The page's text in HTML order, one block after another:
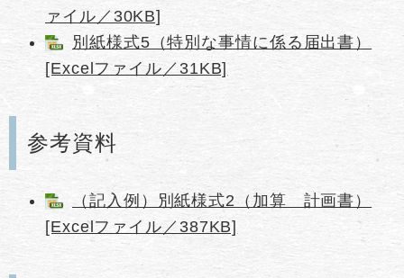
ァイル／30KB]
別紙様式5（特別な事情に係る届出書）
[Excelファイル／31KB]
参考資料
（記入例）別紙様式2（加算 計画書）
[Excelファイル／387KB]